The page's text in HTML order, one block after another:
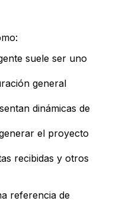
suele ser uno
general
dinámicas de
el proyecto
recibidas y otros
referencia de